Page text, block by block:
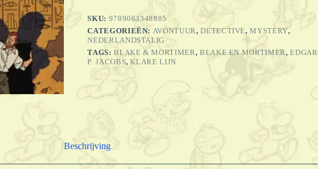
van
de
grote
piramide,
Deel
1
SKU: 9789063348885
CATEGORIEËN: AVONTUUR,DETECTIVE,MYSTERY,
NEDERLANDSTALIG
TAGS:BLAKE & MORTIMER, BLAKE EN MORTIMER,EDGAR
P. JACOBS,KLARE LIJN
Beschrijving